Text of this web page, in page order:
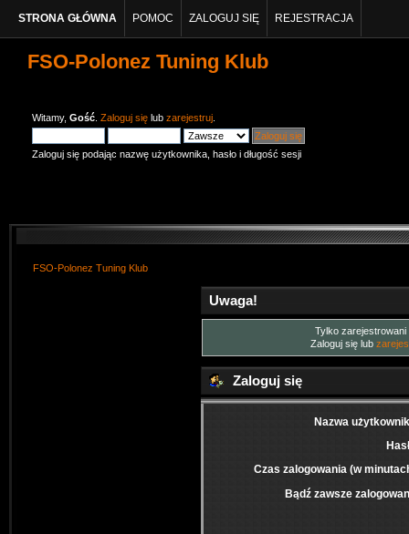
STRONA GŁÓWNA POMOC ZALOGUJ SIĘ REJESTRACJA
FSO-Polonez Tuning Klub
Witamy, Gość. Zaloguj sięlub zarejestruj.
Zaloguj się podając nazwę użytkownika, hasło i długość sesji
FSO-Polonez Tuning Klub
Uwaga!
Tylko
Zaloguj się lub
Zaloguj się
Nazwa
Czas zalogowania (w
Bądź zawsze